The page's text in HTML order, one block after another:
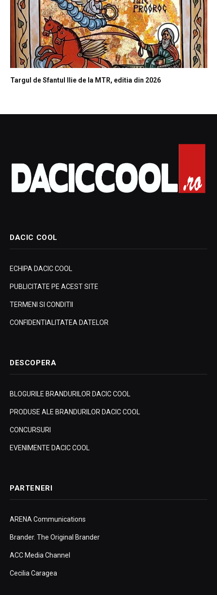
Targul de Sfantul Ilie de la MTR, editia din 2026
DACIC COOL
ECHIPA DACIC COOL
PUBLICITATE PE ACEST SITE
TERMENI SI CONDITII
CONFIDENTIALITATEA DATELOR
DESCOPERA
BLOGURILE BRANDURILOR DACIC COOL
PRODUSE ALE BRANDURILOR DACIC COOL
CONCURSURI
EVENIMENTE DACIC COOL
PARTENERI
ARENA Communications
Brander. The Original Brander
ACC Media Channel
Cecilia Caragea